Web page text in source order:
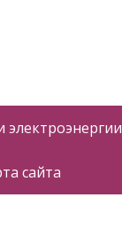
электроэнергии
сайта